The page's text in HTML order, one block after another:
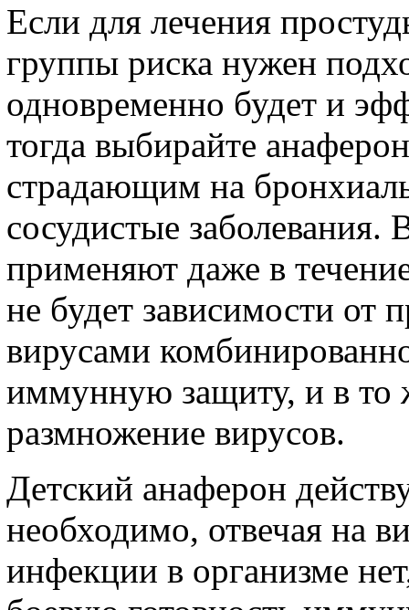
Если для лечения
группы риска нужен
одновременно будет и
тогда выбирайте
страдающим на
сосудистые
применяют даже в
не будет зависимости от
вирусами
иммунную защиту, и в то
размножение вирусов.
Детский анаферон
необходимо, отвечая на
инфекции в организме